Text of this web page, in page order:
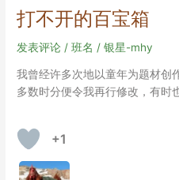
查
问
卷
创
作
头
脑
风
打不开的百宝箱
发表评论 /班名 /银星-mhy
我曾经许多次地以童年为题材创
多数时分便令我再行修改，有时
+1